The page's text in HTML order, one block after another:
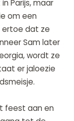
Parijs, maar
om een
ertoe dat ze
Sam later
wordt ze
er jaloezie
feest aan en